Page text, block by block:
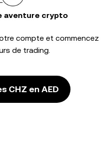
aventure crypto
compte et commencez
de trading.
CHZ en AED